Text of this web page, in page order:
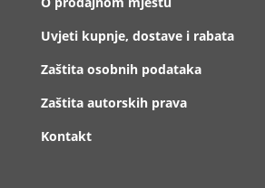
Uvjeti kupnje, dostave i rabata
Zaštita osobnih podataka
Zaštita autorskih prava
Kontakt